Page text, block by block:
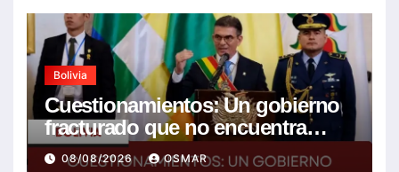
Bolivia
Cuestionamientos: Un gobierno
fracturado que no encuentra
soluciones a la crisis
08/08/2026 OSMAR